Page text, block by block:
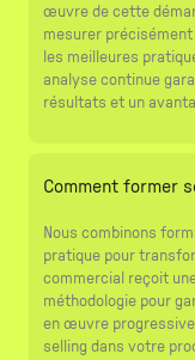
œuvre de cette
mesurer
les meilleures
analyse continue
résultats et un
Comment former
Nous combinons
pratique pour
commercial reçoit
méthodologie pour
en œuvre
selling dans votre